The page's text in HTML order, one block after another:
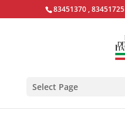
83451370 , 83451725
Select Page